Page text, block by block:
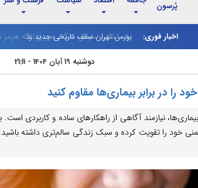
پُرسون
اخبار فوری:
بورس تهران سقف تاریخی جدید زد
دوشنبه 19 آبان 1404 - 21:11
را در برابر بیماری‌ها مقاوم کنید
نیازمند آگاهی از راهکارهای ساده و کاربردی است.
خود را تقویت کرده و سبک زندگی سالم‌تری داشته